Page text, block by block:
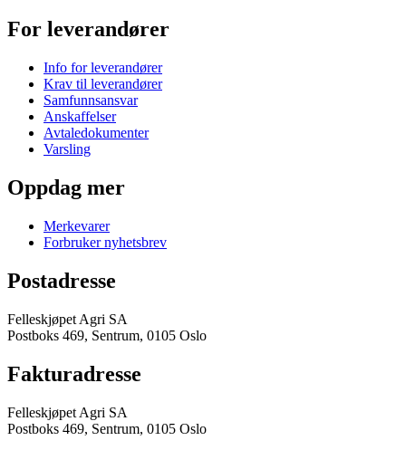
For leverandører
Info for leverandører
Krav til leverandører
Samfunnsansvar
Anskaffelser
Avtaledokumenter
Varsling
Oppdag mer
Merkevarer
Forbruker nyhetsbrev
Postadresse
Felleskjøpet Agri SA
Postboks 469, Sentrum, 0105 Oslo
Fakturadresse
Felleskjøpet Agri SA
Postboks 469, Sentrum, 0105 Oslo